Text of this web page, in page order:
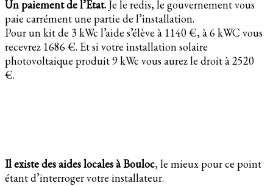
Un paiement de l’Etat. Je le redis, le gouvernement vous
paie carrément une partie de l’installation.
Pour un kit de 3 kWc l’aide s’élève à 1140 €, à 6 kWC vous
recevrez 1686 €. Et si votre installation solaire
photovoltaique produit 9 kWc vous aurez le droit à 2520
€.
Il existe des aides locales à Bouloc, le mieux pour ce point
étant d’interroger votre installateur.